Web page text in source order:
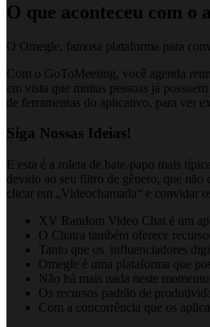
O que aconteceu com o
O Omegle, famosa plataforma para
Com o GoToMeeting, você agenda
em vista que muitas pessoas já
de ferramentas do aplicativo, para ver
Siga Nossas Ideias!
E esta é a roleta de bate-papo mais
devido ao seu filtro de gênero, que não
clicar em „Videochamada“ e convidar
XV Random Video Chat é um
O Chatra também oferece
Tanto que os influenciadores
Omegle é uma plataforma que
Não há mais nada neste
Os recursos padrão de
Com a concorrência que os